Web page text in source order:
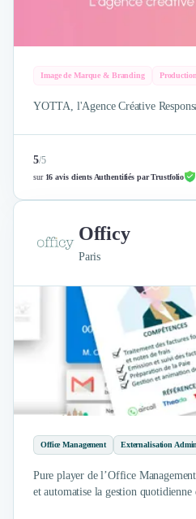
Image de Marque & Branding
YOTTA, l'Agence Créative
5/5
sur 16 avis clients Authentifiés par Trustfolio
Officy
Paris
Office Management Externalisation
Pure player de l’Office
et automatise la gestion quotidienne